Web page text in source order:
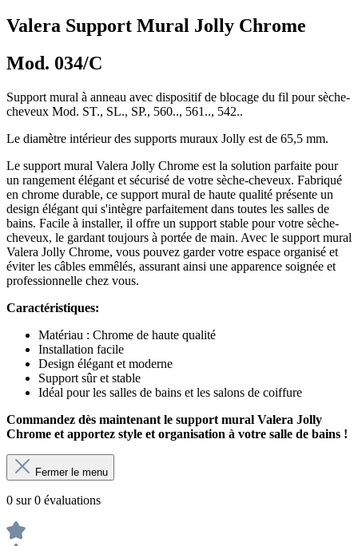
Valera Support Mural Jolly Chrome
Mod. 034/C
Support mural à anneau avec dispositif de blocage du fil pour sèche-
cheveux Mod. ST., SL., SP., 560.., 561.., 542..
Le diamètre intérieur des supports muraux Jolly est de 65,5 mm.
Le support mural Valera Jolly Chrome est la solution parfaite pour
un rangement élégant et sécurisé de votre sèche-cheveux. Fabriqué
en chrome durable, ce support mural de haute qualité présente un
design élégant qui s'intègre parfaitement dans toutes les salles de
bains. Facile à installer, il offre un support stable pour votre sèche-
cheveux, le gardant toujours à portée de main. Avec le support mural
Valera Jolly Chrome, vous pouvez garder votre espace organisé et
éviter les câbles emmêlés, assurant ainsi une apparence soignée et
professionnelle chez vous.
Caractéristiques:
Matériau : Chrome de haute qualité
Installation facile
Design élégant et moderne
Support sûr et stable
Idéal pour les salles de bains et les salons de coiffure
Commandez dès maintenant le support mural Valera Jolly
Chrome et apportez style et organisation à votre salle de bains !
Fermer le menu
0 sur 0 évaluations